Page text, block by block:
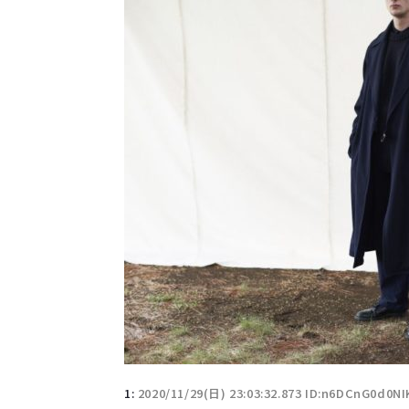
1: 2020/11/29(日) 23:03:32.873